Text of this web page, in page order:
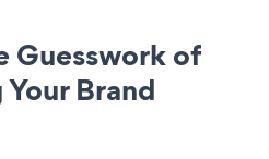
Guesswork of
Brand